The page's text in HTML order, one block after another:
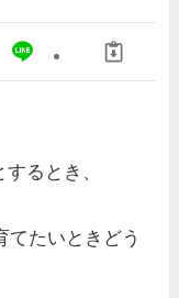
るとき、
てたいときどう